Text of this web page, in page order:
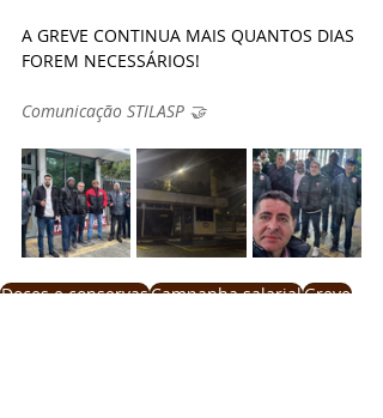
A GREVE CONTINUA MAIS QUANTOS DIAS
FOREM NECESSÁRIOS!
Comunicação STILASP 🤝
Doces e conservasCampanha salarialGreve